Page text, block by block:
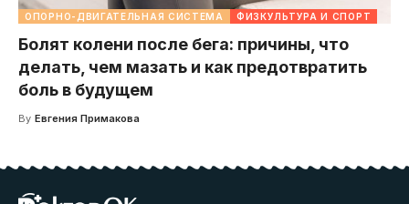
ОПОРНО-ДВИГАТЕЛЬНАЯ СИСТЕМА ФИЗКУЛЬТУРА И СПОРТ
Болят колени после бега: причины, что
делать, чем мазать и как предотвратить
боль в будущем
By Евгения Примакова